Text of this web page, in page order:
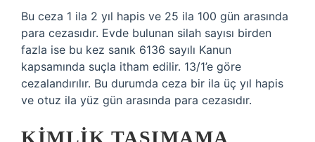
Bu ceza 1 ila 2 yıl hapis ve 25 ila 100 gün arasında
para cezasıdır. Evde bulunan silah sayısı birden
fazla ise bu kez sanık 6136 sayılı Kanun
kapsamında suçla itham edilir. 13/1’e göre
cezalandırılır. Bu durumda ceza bir ila üç yıl hapis
ve otuz ila yüz gün arasında para cezasıdır.
KIMLIK TAŞIMAMA